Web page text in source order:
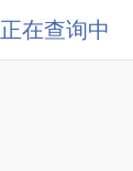
正在查询中